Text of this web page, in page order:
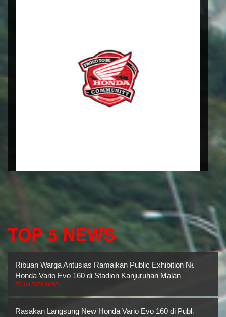
TOP 5 NEWS
Ribuan Warga Antusias Ramaikan Public Exhibition New
Honda Vario Evo 160 di Stadion Kanjuruhan Malan
26 Jul 2026 16:03
Rasakan Langsung New Honda Vario Evo 160 di Public